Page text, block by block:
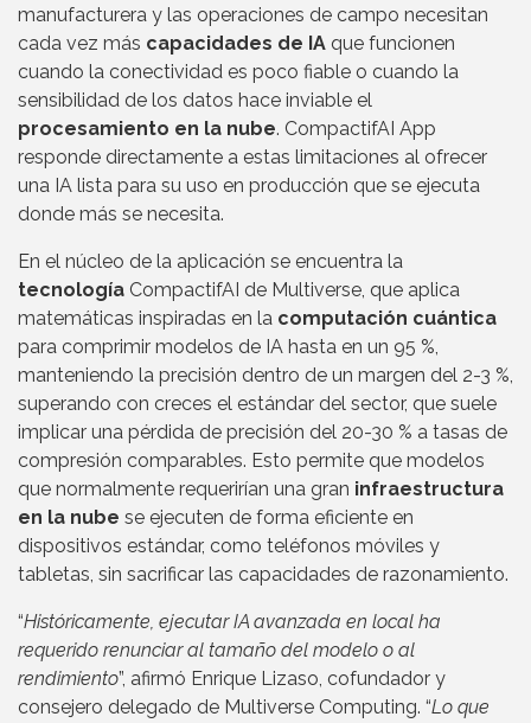
manufacturera y las operaciones de campo necesitan
cada vez más capacidades de IA que funcionen
cuando la conectividad es poco fiable o cuando la
sensibilidad de los datos hace inviable el
procesamiento en la nube. CompactifAI App
responde directamente a estas limitaciones al ofrecer
una IA lista para su uso en producción que se ejecuta
donde más se necesita.
En el núcleo de la aplicación se encuentra la
tecnología CompactifAI de Multiverse, que aplica
matemáticas inspiradas en la computación cuántica
para comprimir modelos de IA hasta en un 95 %,
manteniendo la precisión dentro de un margen del 2-3 %,
superando con creces el estándar del sector, que suele
implicar una pérdida de precisión del 20-30 % a tasas de
compresión comparables. Esto permite que modelos
que normalmente requerirían una gran infraestructura
en la nube se ejecuten de forma eficiente en
dispositivos estándar, como teléfonos móviles y
tabletas, sin sacrificar las capacidades de razonamiento.
“Históricamente, ejecutar IA avanzada en local ha
requerido renunciar al tamaño del modelo o al
rendimiento”, afirmó Enrique Lizaso, cofundador y
consejero delegado de Multiverse Computing. “Lo que